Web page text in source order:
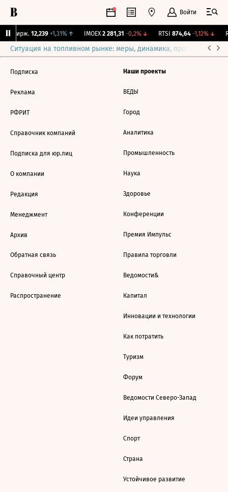
Войти
Бирж. 12,239 +1,31%↑ IMOEX 2 281,31 -0,2%↓ RTSI 874,64 -1,12%↓
Ситуация на топливном рынке: меры, динамика, прогнозы
Подписка
Реклама
РФРИТ
Справочник компаний
Подписка для юр.лиц
О компании
Редакция
Менеджмент
Архив
Обратная связь
Справочный центр
Распространение
Наши проекты
ВЕДЫ
Город
Аналитика
Промышленность
Наука
Здоровье
Конференции
Премия Импульс
Правила торговли
Ведомости&
Капитал
Инновации и технологии
Как потратить
Туризм
Форум
Ведомости Северо-Запад
Идеи управления
Спорт
Страна
Устойчивое развитие